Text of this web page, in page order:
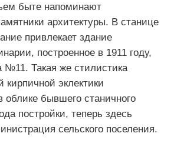
быте напоминают
архитектуры. В станице
привлекает здание
построенное в 1911 году,
№11. Такая же стилистика
эклектики
облике бывшего станичного
постройки, теперь здесь
сельского поселения.